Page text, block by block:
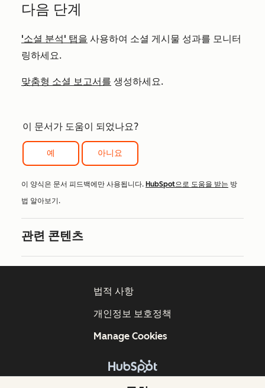
다음 단계
'소셜 분석' 탭을 사용하여 소셜 게시물 성과를 모니터
링하세요.
맞춤형 소셜 보고서를 생성하세요.
이 문서가 도움이 되었나요?
예 아니요
이 양식은 문서 피드백에만 사용됩니다. HubSpot으로 도움을 받는 방
법 알아보기.
관련 콘텐츠
법적 사항
개인정보 보호정책
Manage Cookies